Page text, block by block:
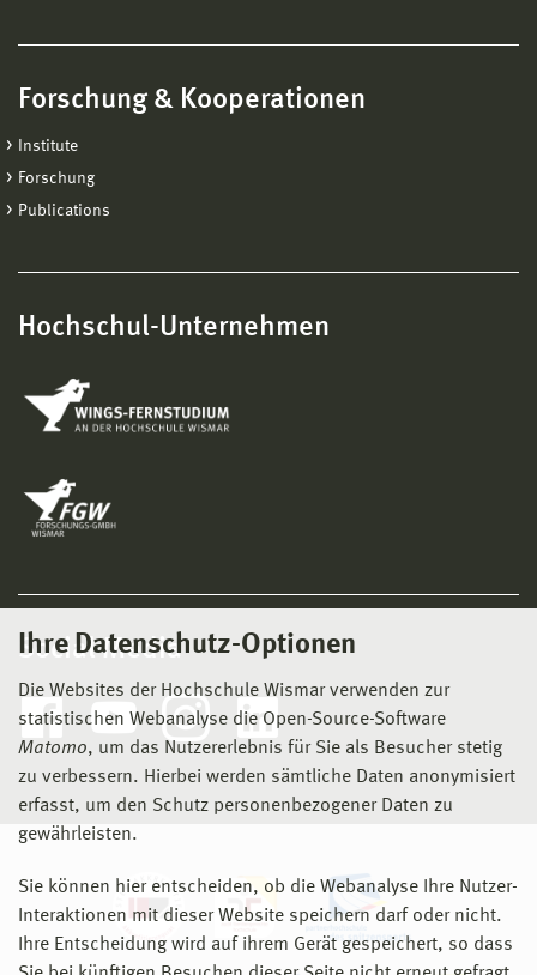
Ihre Datenschutz-Optionen
Die Websites der Hochschule Wismar verwenden zur
statistischen Webanalyse die Open-Source-Software
Matomo, um das Nutzererlebnis für Sie als Besucher stetig
zu verbessern. Hierbei werden sämtliche Daten anonymisiert
erfasst, um den Schutz personenbezogener Daten zu
gewährleisten.
Sie können hier entscheiden, ob die Webanalyse Ihre Nutzer-
Interaktionen mit dieser Website speichern darf oder nicht.
Ihre Entscheidung wird auf ihrem Gerät gespeichert, so dass
Forschung & Kooperationen
Institute
Forschung
Publications
Hochschul-Unternehmen
Social Media